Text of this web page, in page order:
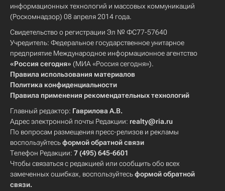
информационных технологий и массовых коммуникаций
(Роскомнадзор) 08 апреля 2014 года.
Свидетельство о регистрации Эл № ФС77-57640
Учредитель: Федеральное государственное унитарное
предприятие Международное информационное агентство
«Россия сегодня» (МИА «Россия сегодня»).
Правила использования материалов
Политика конфиденциальности
Правила применения рекомендательных технологий
Главный редактор: Гаврилова А.В.
Адрес электронной почты Редакции: realty@ria.ru
По вопросам размещения пресс-релизов и рекламы
воспользуйтесьформой обратной связи
Телефон Редакции: 7 (495) 645-6601
Чтобы связаться с редакцией или сообщить обо всех
замеченных ошибках, воспользуйтесьформой обратной
связи.